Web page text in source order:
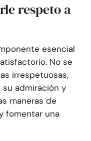
respeto a
esencial
No se
irrespetuosas,
admiración y
maneras de
fomentar una